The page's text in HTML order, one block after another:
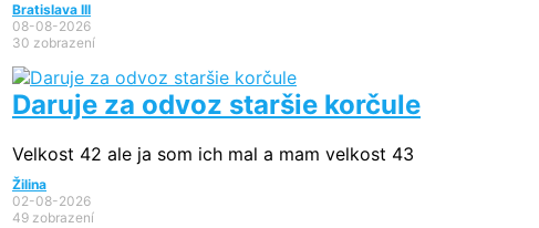
Bratislava III
08-08-2026
30 zobrazení
Daruje za odvoz staršie korčule
Velkost 42 ale ja som ich mal a mam velkost 43
Žilina
02-08-2026
49 zobrazení